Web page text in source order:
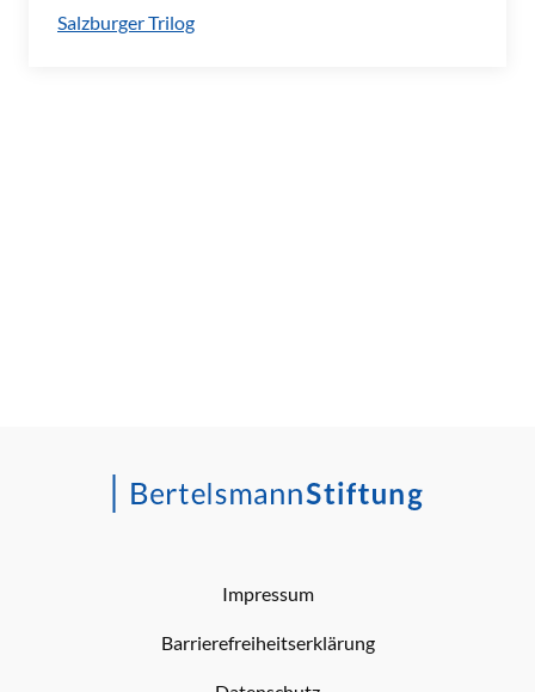
Salzburger Trilog
Impressum
Barrierefreiheitserklärung